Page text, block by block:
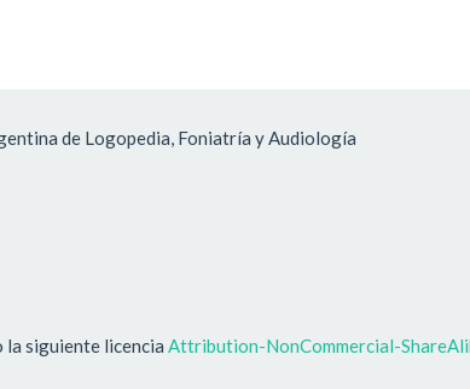
de Logopedia, Foniatría y Audiología
la siguiente licencia Attribution-NonCommercial-